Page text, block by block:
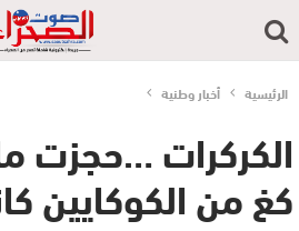
الرئيسية أخبار وطنية
كغ من الكوكايين